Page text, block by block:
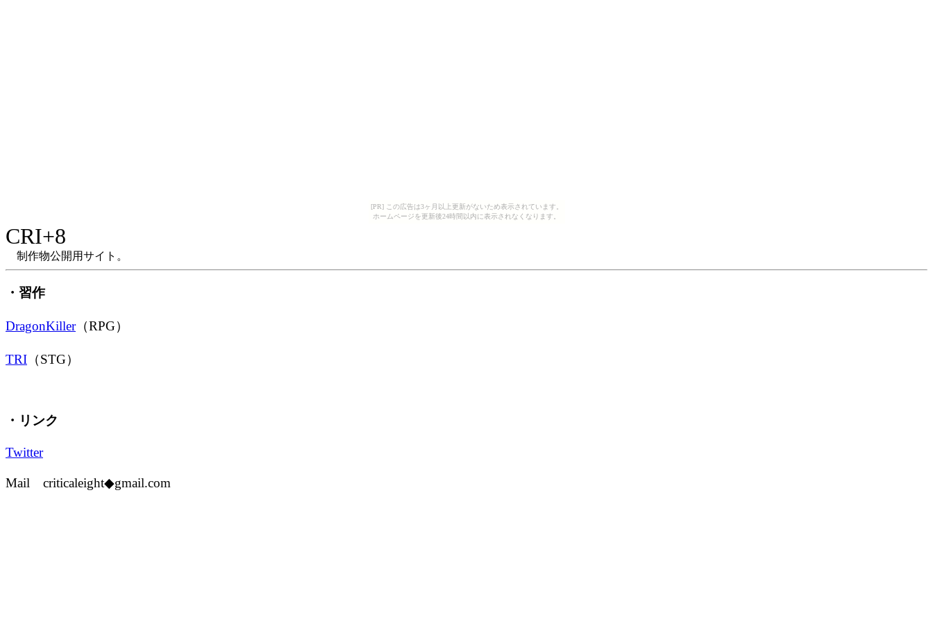
[PR] この広告は3ヶ月以上更新がないため表示されています。
ホームページを更新後24時間以内に表示されなくなります。
CRI+8
制作物公開用サイト。
・習作
DragonKiller（RPG）
TRI （STG）
・リンク
Twitter
Mail criticaleight◆gmail.com